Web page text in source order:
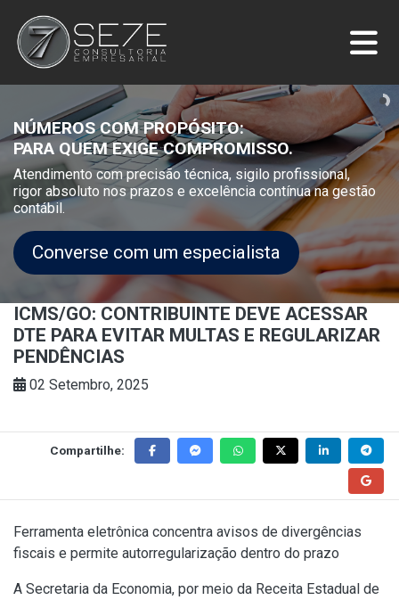
NÚMEROS COM PROPÓSITO:
PARA QUEM EXIGE COMPROMISSO.
Atendimento com precisão técnica, sigilo profissional,
rigor absoluto nos prazos e excelência contínua na gestão
contábil.
Converse com um especialista
ICMS/GO: CONTRIBUINTE DEVE ACESSAR
DTE PARA EVITAR MULTAS E REGULARIZAR
PENDÊNCIAS
02 Setembro, 2025
Compartilhe:
Ferramenta eletrônica concentra avisos de divergências
fiscais e permite autorregularização dentro do prazo
A Secretaria da Economia, por meio da Receita Estadual de